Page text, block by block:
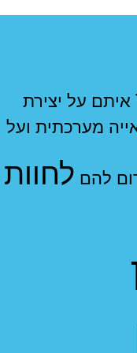
איתם על יצירת
מערכתית ועל
להם לחוות